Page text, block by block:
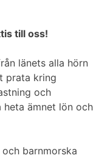
till oss!
länets alla hörn
prata kring
och
ämnet lön och
barnmorska